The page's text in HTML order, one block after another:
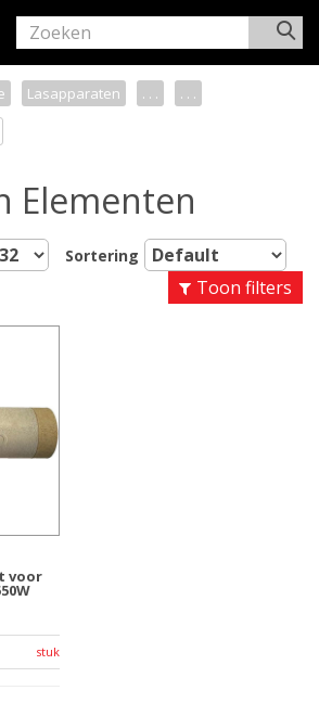
Lasapparaten . . .
. . .
Elementen
Sortering
Toon filters
voor
stuk